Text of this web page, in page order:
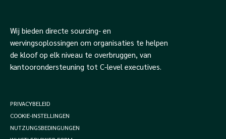
Wij bieden directe sourcing- en
wervingsoplossingen om organisaties te helpen
de kloof op elk niveau te overbruggen, van
kantoorondersteuning tot C-level executives.
PRIVACYBELEID
COOKIE-INSTELLINGEN
NUTZUNGSBEDINGUNGEN